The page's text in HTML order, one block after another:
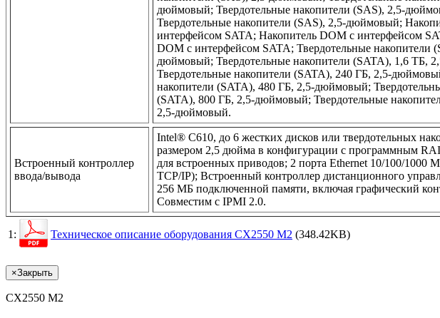
дюймовый; Твердотельные накопители (SAS), 2,5-
Твердотельные накопители (SAS), 2,5-дюймовый;
интерфейсом SATA; Накопитель DOM с интерфейсом
DOM с интерфейсом SATA; Твердотельные накопители
дюймовый; Твердотельные накопители (SATA), 1,6 ТБ,
Твердотельные накопители (SATA), 240 ГБ, 2,5-
накопители (SATA), 480 ГБ, 2,5-дюймовый;
(SATA), 800 ГБ, 2,5-дюймовый; Твердотельные
2,5-дюймовый.
Встроенный контроллер
ввода/вывода
Intel® C610, до 6 жестких дисков или твердотельных
размером 2,5 дюйма в конфигурации с программным
для встроенных приводов; 2 порта Ethernet 10/100/1000
TCP/IP); Встроенный контроллер дистанционного
256 МБ подключенной памяти, включая графический
Совместим с IPMI 2.0.
1: Техническое описание оборудования CX2550 M2 (348.42KB)
×Закрыть
CX2550 M2